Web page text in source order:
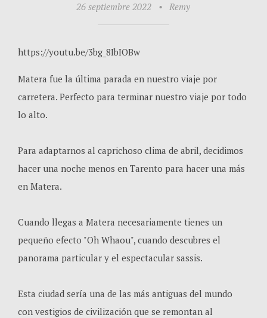
26 septiembre 2022 • Remy
https://youtu.be/3bg_8IbIOBw
Matera fue la última parada en nuestro viaje por
carretera. Perfecto para terminar nuestro viaje por todo
lo alto.
Para adaptarnos al caprichoso clima de abril, decidimos
hacer una noche menos en Tarento para hacer una más
en Matera.
Cuando llegas a Matera necesariamente tienes un
pequeño efecto "Oh Whaou", cuando descubres el
panorama particular y el espectacular sassis.
Esta ciudad sería una de las más antiguas del mundo
con vestigios de civilización que se remontan al